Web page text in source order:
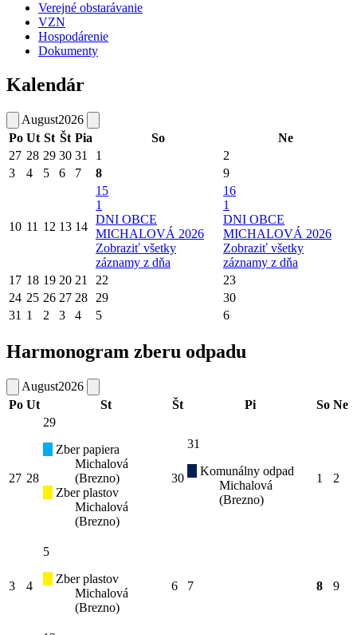
Verejné obstarávanie
VZN
Hospodárenie
Dokumenty
Kalendár
August2026
Po Ut St Št Pia So
Ne
27 28 29 30 31 1
2
3
4 5 6 7 8 9
10 11 12 13 14
15
1
DNI OBCE
MICHALOVÁ 2026
Zobraziť všetky
záznamy z dňa
16
1
DNI OBCE
MICHALOVÁ 2026
Zobraziť všetky
záznamy z dňa
17 18 19 20 21 22
23
24 25 26 27 28 29
30
31 1 2 3 4 5 6
Harmonogram zberu odpadu
August2026
Po Ut St Št Pi So Ne
27 28
29
Zber papiera
Michalová
(Brezno)
Zber plastov
Michalová
(Brezno)
30
31
Komunálny odpad
Michalová
(Brezno)
1 2
3 4
5
Zber plastov
Michalová
(Brezno)
6 7 8 9